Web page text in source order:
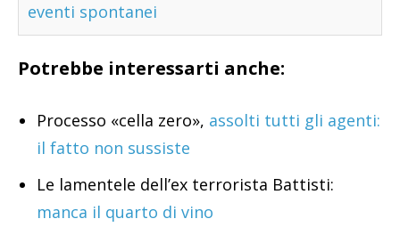
eventi spontanei
Potrebbe interessarti anche:
Processo «cella zero», assolti tutti gli agenti:
il fatto non sussiste
Le lamentele dell’ex terrorista Battisti:
manca il quarto di vino